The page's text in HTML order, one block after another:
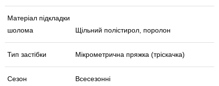
Матеріал підкладки
шолома
Щільний полістирол, поролон
Тип застібки Мікрометрична пряжка (тріскачка)
Сезон Всесезонні